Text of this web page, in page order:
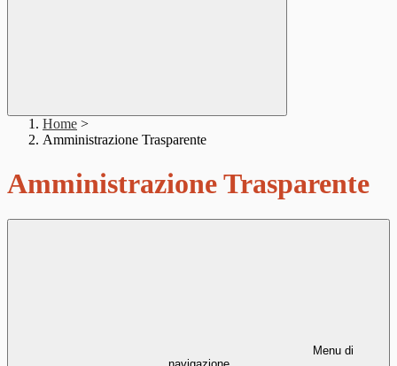
Home >
Amministrazione Trasparente
Amministrazione Trasparente
Menu di